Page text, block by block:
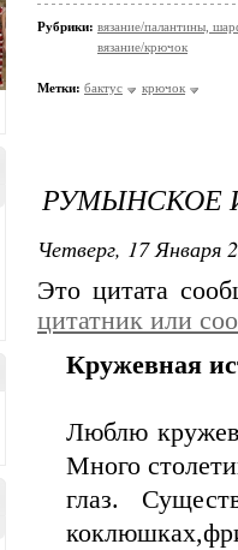
Рубрики: вязание/палантины,
вязание/крючок
Метки: бактус крючок
РУМЫНСКОЕ
Четверг, 17 Января
Это цитата
цитатник или
Кружевная
Люблю
Много
глаз.